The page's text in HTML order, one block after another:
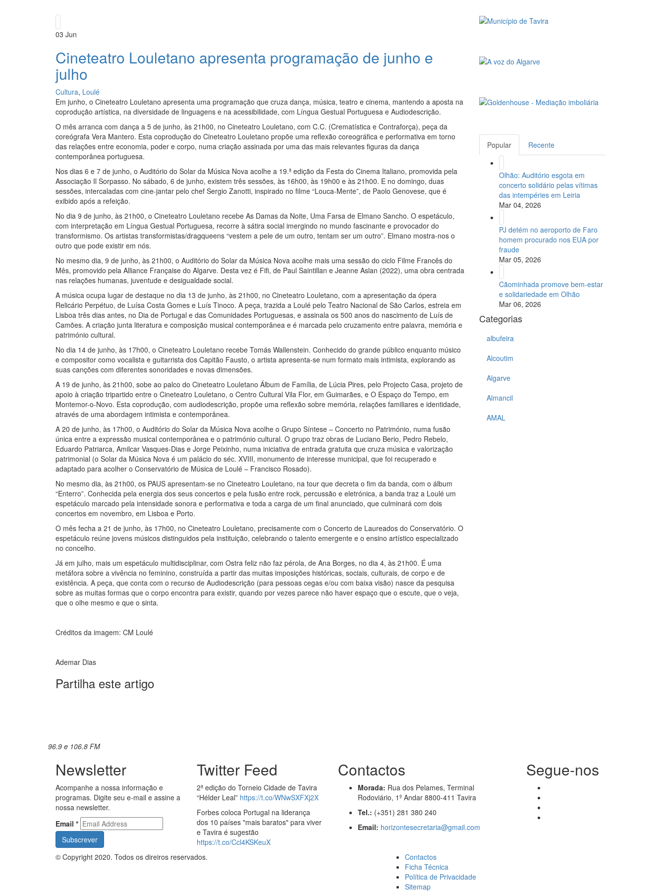
03 Jun
Cineteatro Louletano apresenta programação de junho e
julho
Cultura, Loulé
Em junho, o Cineteatro Louletano apresenta uma programação que cruza dança, música, teatro e cinema, mantendo a aposta na
coprodução artística, na diversidade de linguagens e na acessibilidade, com Língua Gestual Portuguesa e Audiodescrição.
O mês arranca com dança a 5 de junho, às 21h00, no Cineteatro Louletano, com C.C. (Crematística e Contraforça), peça da
coreógrafa Vera Mantero. Esta coprodução do Cineteatro Louletano propõe uma reflexão coreográfica e performativa em torno
das relações entre economia, poder e corpo, numa criação assinada por uma das mais relevantes figuras da dança
contemporânea portuguesa.
Nos dias 6 e 7 de junho, o Auditório do Solar da Música Nova acolhe a 19.ª edição da Festa do Cinema Italiano, promovida pela
Associação Il Sorpasso. No sábado, 6 de junho, existem três sessões, às 16h00, às 19h00 e às 21h00. E no domingo, duas
sessões, intercaladas com cine-jantar pelo chef Sergio Zanotti, inspirado no filme “Louca-Mente”, de Paolo Genovese, que é
exibido após a refeição.
No dia 9 de junho, às 21h00, o Cineteatro Louletano recebe As Damas da Noite, Uma Farsa de Elmano Sancho. O espetáculo,
com interpretação em Língua Gestual Portuguesa, recorre à sátira social imergindo no mundo fascinante e provocador do
transformismo. Os artistas transformistas/dragqueens “vestem a pele de um outro, tentam ser um outro”. Elmano mostra-nos o
outro que pode existir em nós.
No mesmo dia, 9 de junho, às 21h00, o Auditório do Solar da Música Nova acolhe mais uma sessão do ciclo Filme Francês do
Mês, promovido pela Alliance Française do Algarve. Desta vez é Fifi, de Paul Saintillan e Jeanne Aslan (2022), uma obra centrada
nas relações humanas, juventude e desigualdade social.
A música ocupa lugar de destaque no dia 13 de junho, às 21h00, no Cineteatro Louletano, com a apresentação da ópera
Relicário Perpétuo, de Luísa Costa Gomes e Luís Tinoco. A peça, trazida a Loulé pelo Teatro Nacional de São Carlos, estreia em
Lisboa três dias antes, no Dia de Portugal e das Comunidades Portuguesas, e assinala os 500 anos do nascimento de Luís de
Camões. A criação junta literatura e composição musical contemporânea e é marcada pelo cruzamento entre palavra, memória e
património cultural.
No dia 14 de junho, às 17h00, o Cineteatro Louletano recebe Tomás Wallenstein. Conhecido do grande público enquanto músico
e compositor como vocalista e guitarrista dos Capitão Fausto, o artista apresenta-se num formato mais intimista, explorando as
suas canções com diferentes sonoridades e novas dimensões.
A 19 de junho, às 21h00, sobe ao palco do Cineteatro Louletano Álbum de Família, de Lúcia Pires, pelo Projecto Casa, projeto de
apoio à criação tripartido entre o Cineteatro Louletano, o Centro Cultural Vila Flor, em Guimarães, e O Espaço do Tempo, em
Montemor-o-Novo. Esta coprodução, com audiodescrição, propõe uma reflexão sobre memória, relações familiares e identidade,
através de uma abordagem intimista e contemporânea.
A 20 de junho, às 17h00, o Auditório do Solar da Música Nova acolhe o Grupo Síntese – Concerto no Património, numa fusão
única entre a expressão musical contemporânea e o património cultural. O grupo traz obras de Luciano Berio, Pedro Rebelo,
Eduardo Patriarca, Amilcar Vasques-Dias e Jorge Peixinho, numa iniciativa de entrada gratuita que cruza música e valorização
patrimonial (o Solar da Música Nova é um palácio do séc. XVIII, monumento de interesse municipal, que foi recuperado e
adaptado para acolher o Conservatório de Música de Loulé – Francisco Rosado).
No mesmo dia, às 21h00, os PAUS apresentam-se no Cineteatro Louletano, na tour que decreta o fim da banda, com o álbum
“Enterro”. Conhecida pela energia dos seus concertos e pela fusão entre rock, percussão e eletrónica, a banda traz a Loulé um
espetáculo marcado pela intensidade sonora e performativa e toda a carga de um final anunciado, que culminará com dois
concertos em novembro, em Lisboa e Porto.
O mês fecha a 21 de junho, às 17h00, no Cineteatro Louletano, precisamente com o Concerto de Laureados do Conservatório. O
espetáculo reúne jovens músicos distinguidos pela instituição, celebrando o talento emergente e o ensino artístico especializado
no concelho.
Já em julho, mais um espetáculo multidisciplinar, com Ostra feliz não faz pérola, de Ana Borges, no dia 4, às 21h00. É uma
metáfora sobre a vivência no feminino, construída a partir das muitas imposições históricas, sociais, culturais, de corpo e de
existência. A peça, que conta com o recurso de Audiodescrição (para pessoas cegas e/ou com baixa visão) nasce da pesquisa
sobre as muitas formas que o corpo encontra para existir, quando por vezes parece não haver espaço que o escute, que o veja,
que o olhe mesmo e que o sinta.
Créditos da imagem: CM Loulé
Ademar Dias
Partilha este artigo
Popular Recente
Olhão: Auditório esgota em
concerto solidário pelas vítimas
das intempéries em Leiria
Mar 04, 2026
PJ detém no aeroporto de Faro
homem procurado nos EUA por
fraude
Mar 05, 2026
Cãominhada promove bem-estar
e solidariedade em Olhão
Mar 06, 2026
Categorias
albufeira
Alcoutim
Algarve
Almancil
AMAL
96.9 e 106.8 FM
Newsletter
Acompanhe a nossa informação e
programas. Digite seu e-mail e assine a
nossa newsletter.
Email *
Twitter Feed
2ª edição do Torneio Cidade de Tavira
“Hélder Leal” https://t.co/WNwSXFXj2X
Forbes coloca Portugal na liderança
dos 10 países "mais baratos" para viver
e Tavira é sugestão
https://t.co/Ccl4KSKeuX
Contactos
Morada: Rua dos Pelames, Terminal
Rodoviário, 1º Andar 8800-411 Tavira
Tel.: (+351) 281 380 240
Email: horizontesecretaria@gmail.com
Segue-nos
© Copyright 2020. Todos os direiros reservados.
Contactos
Ficha Técnica
Política de Privacidade
Sitemap